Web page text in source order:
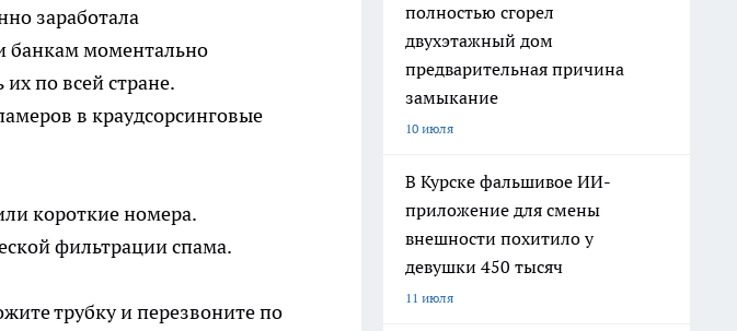
заработала
банкам моментально
по всей стране.
в краудсорсинговые
короткие номера.
фильтрации спама.
трубку и перезвоните по
полностью сгорел
двухэтажный дом
предварительная причина
замыкание
10 июля
В Курске фальшивое ИИ-
приложение для смены
внешности похитило у
девушки 450 тысяч
11 июля